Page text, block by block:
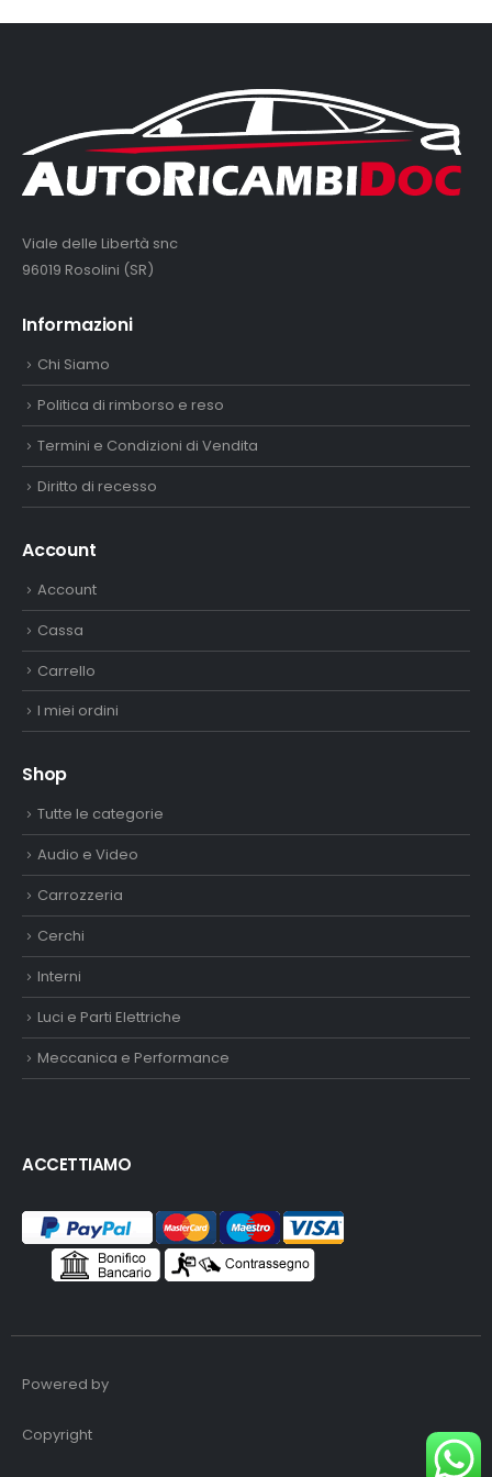
Viale delle Libertà snc
96019 Rosolini (SR)
Informazioni
Chi Siamo
Politica di rimborso e reso
Termini e Condizioni di Vendita
Diritto di recesso
Account
Account
Cassa
Carrello
I miei ordini
Shop
Tutte le categorie
Audio e Video
Carrozzeria
Cerchi
Interni
Luci e Parti Elettriche
Meccanica e Performance
ACCETTIAMO
Powered by
Copyright